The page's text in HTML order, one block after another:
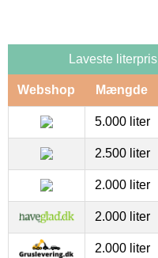
Laveste
Webshop Mængde
5.000 liter
2.500 liter
2.000 liter
2.000 liter
2.000 liter